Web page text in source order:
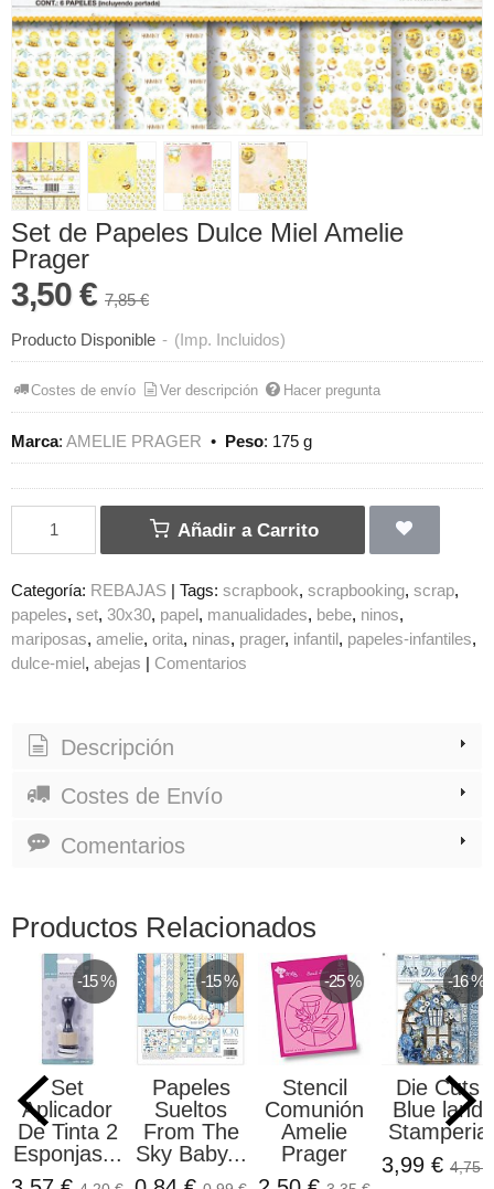
Set de Papeles Dulce Miel Amelie
Prager
3,50 € 7,85 €
Producto Disponible - (Imp. Incluidos)
Costes de envío Ver descripción Hacer pregunta
Marca: AMELIE PRAGER • Peso: 175 g
Añadir a Carrito
Categoría: REBAJAS | Tags: scrapbook scrapbooking scrap
papeles set 30x30 papel manualidades bebe ninos
mariposas amelie orita ninas prager infantil papeles-infantiles
dulce-miel abejas | Comentarios
Descripción
Costes de Envío
Comentarios
Productos Relacionados
-15 %
Set
Aplicador
De Tinta 2
Esponjas...
-15 %
Papeles
Sueltos
From The
Sky Baby...
-25 %
Stencil
Comunión
Amelie
Prager
-16 %
Die Cuts
Blue land
Stamperia
3,99 € 4,75 €